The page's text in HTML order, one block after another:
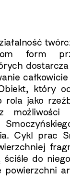
form
który
jako
Cykl prac
do
powierzchni